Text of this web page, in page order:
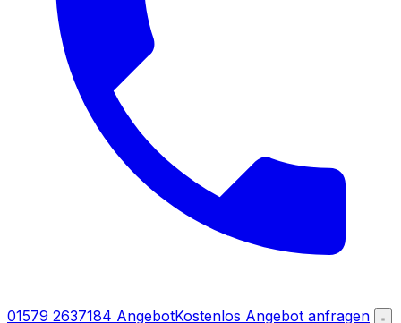
01579 2637184 AngebotKostenlos Angebot anfragen